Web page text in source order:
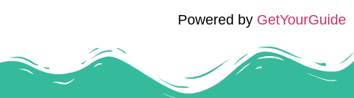
Powered by GetYourGuide